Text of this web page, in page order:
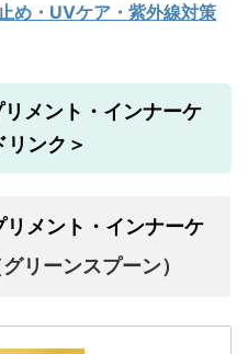
め・UVケア・紫外線対策
メント・インナーケ
リンク＞
メント・インナーケ
リーンスプーン）